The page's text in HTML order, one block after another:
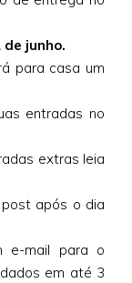
junho.
para casa um
entradas no
extras leia
após o dia
mail para o
em até 3